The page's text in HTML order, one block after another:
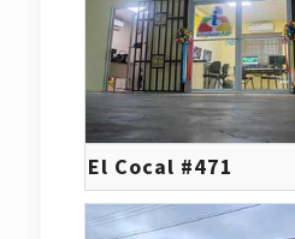
El Cocal #471